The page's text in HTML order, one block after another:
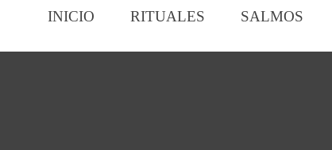
INICIO RITUALES SALMOS